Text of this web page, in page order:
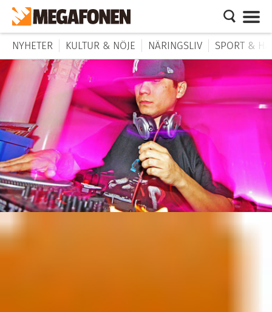
NYHETER KULTUR & NÖJE NÄRINGSLIV SPORT &